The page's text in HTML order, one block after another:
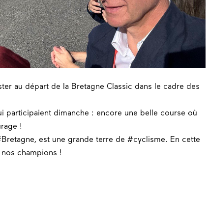
au départ de la Bretagne Classic dans le cadre des
participaient dimanche : encore une belle course où
!
e, est une grande terre de #cyclisme. En cette
champions !